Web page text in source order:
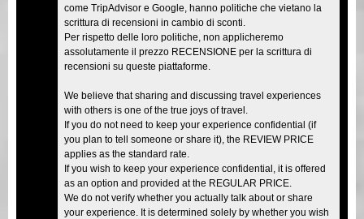
come TripAdvisor e Google, hanno politiche che vietano la
scrittura di recensioni in cambio di sconti.
Per rispetto delle loro politiche, non applicheremo
assolutamente il prezzo RECENSIONE per la scrittura di
recensioni su queste piattaforme.
We believe that sharing and discussing travel experiences
with others is one of the true joys of travel.
If you do not need to keep your experience confidential (if
you plan to tell someone or share it), the REVIEW PRICE
applies as the standard rate.
If you wish to keep your experience confidential, it is offered
as an option and provided at the REGULAR PRICE.
We do not verify whether you actually talk about or share
your experience. It is determined solely by whether you wish